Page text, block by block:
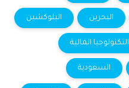
البحرين البلوكشين
التكنولوجيا المالية
السعودية